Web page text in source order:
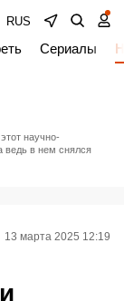
RUS
Сериалы
научно-
ведь в нем снялся
13 марта 2025 12:19